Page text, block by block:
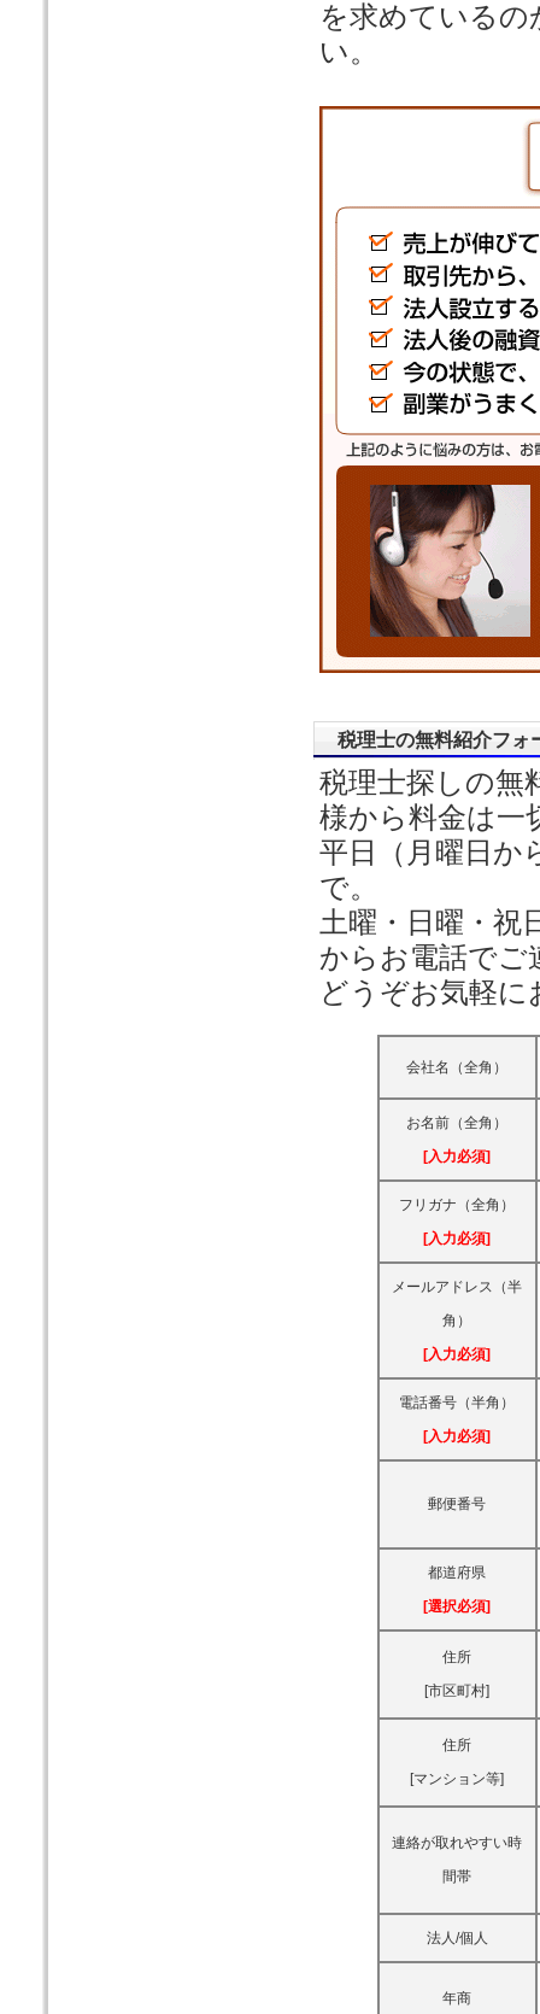
を求めている
い。
税理士の無料紹介フォ
税理士探しの無
様から料金は一
平日（月曜日か
で。
土曜・日曜・祝
からお電話でご
どうぞお気軽に
会社名（全角）
お名前（全角）
[入力必須]
フリガナ（全角）
[入力必須]
メールアドレス（半
角）
[入力必須]
電話番号（半角）
[入力必須]
郵便番号
都道府県
[選択必須]
住所
[市区町村]
住所
[マンション等]
連絡が取れやすい時
間帯
法人/個人
年商